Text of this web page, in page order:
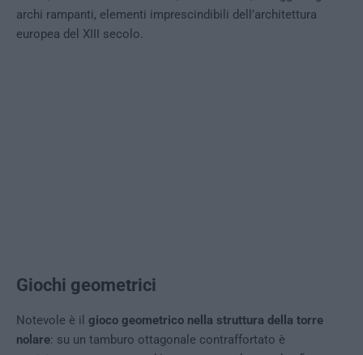
archi rampanti, elementi imprescindibili dell’architettura
europea del XIII secolo.
Giochi geometrici
Notevole è il gioco geometrico nella struttura della torre
nolare: su un tamburo ottagonale contraffortato è